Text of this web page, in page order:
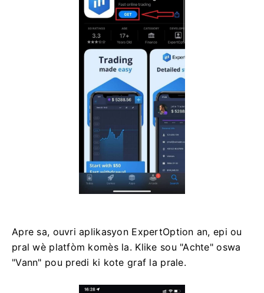
Apre sa, ouvri aplikasyon ExpertOption an, epi ou
pral wè platfòm komès la. Klike sou "Achte" oswa
"Vann" pou predi ki kote graf la prale.